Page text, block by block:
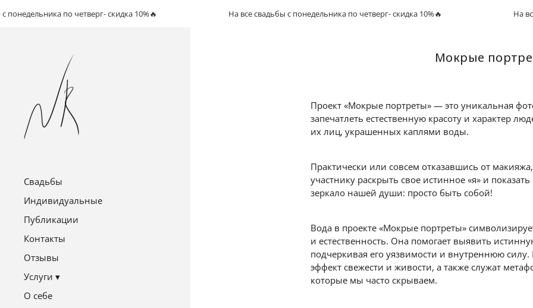
Свадьбы
Индивидуальные
Публикации
Контакты
Отзывы
Услуги
О себе
Мокрые
Проект «Мокрые портреты» — это уникальная
запечатлеть естественную красоту и характер
их лиц, украшенных каплями воды.
Практически или совсем отказавшись от
участнику раскрыть свое истинное «я» и
зеркало нашей души: просто быть собой!
Вода в проекте «Мокрые портреты»
и естественность. Она помогает выявить
подчеркивая его уязвимости и внутреннюю
эффект свежести и живости, а также служат
которые мы часто скрываем.
по четверг- скидка 10%🔥 На все свадьбы с понедельника по четверг- скидка 10%🔥 На все